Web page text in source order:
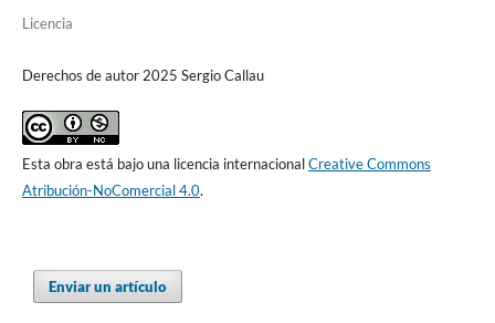
Licencia
Derechos de autor 2025 Sergio Callau
Esta obra está bajo una licencia internacionalCreative Commons
Atribución-NoComercial 4.0.
Enviar un artículo